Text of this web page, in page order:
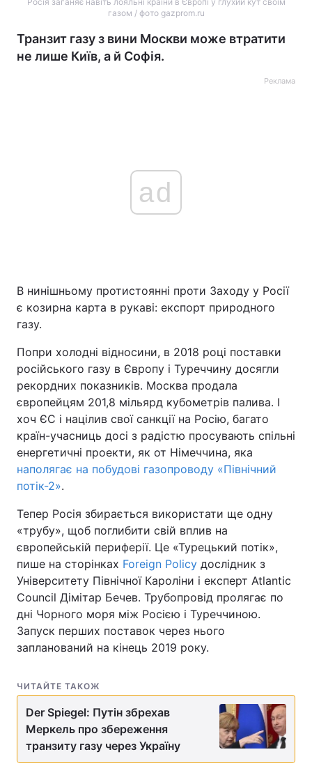
газом / фото gazprom.ru
Транзит газу з вини Москви може втратити
не лише Київ, а й Софія.
Реклама
ad
В нинішньому протистоянні проти Заходу у Росії
є козирна карта в рукаві: експорт природного
газу.
Попри холодні відносини, в 2018 році поставки
російського газу в Європу і Туреччину досягли
рекордних показників. Москва продала
європейцям 201,8 мільярд кубометрів палива. І
хоч ЄС і націлив свої санкції на Росію, багато
країн-учасниць досі з радістю просувають спільні
енергетичні проекти, як от Німеччина, яка
наполягає на побудові газопроводу «Північний
потік-2».
Тепер Росія збирається використати ще одну
«трубу», щоб поглибити свій вплив на
європейській периферії. Це «Турецький потік»,
пише на сторінках Foreign Policy дослідник з
Університету Північної Кароліни і експерт Atlantic
Council Дімітар Бечев. Трубопровід пролягає по
дні Чорного моря між Росією і Туреччиною.
Запуск перших поставок через нього
запланований на кінець 2019 року.
ЧИТАЙТЕ ТАКОЖ
Der Spiegel: Путін збрехав
Меркель про збереження
транзиту газу через Україну